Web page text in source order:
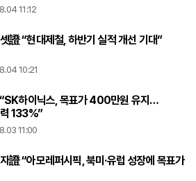
11:12
證 “현대제철, 하반기 실적 개선 기대”
10:21
하이닉스, 목표가 400만원 유지…
133%”
11:00
證 “아모레퍼시픽, 북미·유럽 성장에 목표가